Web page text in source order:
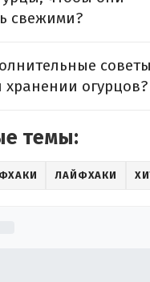
свежими?
хранении огурцов?
темы:
ЛАЙФХАКИ